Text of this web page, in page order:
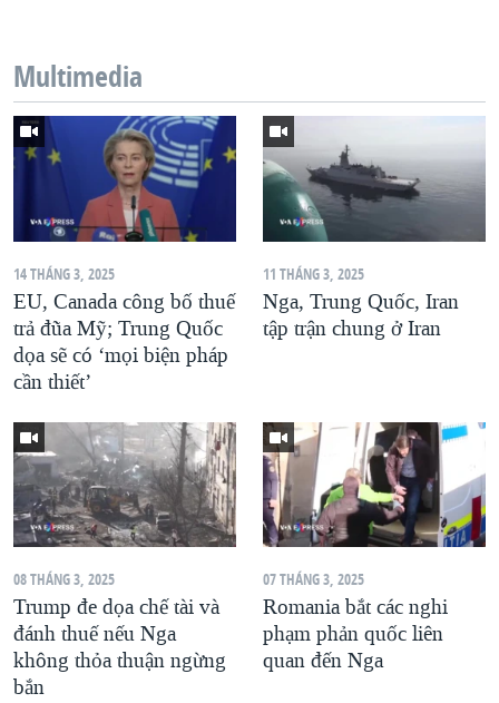
Multimedia
14 THÁNG 3, 2025
EU, Canada công bố thuế
trả đũa Mỹ; Trung Quốc
dọa sẽ có ‘mọi biện pháp
cần thiết’
11 THÁNG 3, 2025
Nga, Trung Quốc, Iran
tập trận chung ở Iran
08 THÁNG 3, 2025
Trump đe dọa chế tài và
đánh thuế nếu Nga
không thỏa thuận ngừng
bắn
07 THÁNG 3, 2025
Romania bắt các nghi
phạm phản quốc liên
quan đến Nga